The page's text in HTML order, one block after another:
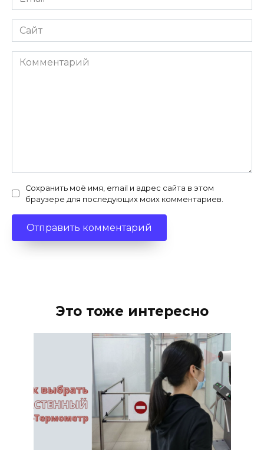
*
Сайт
Комментарий
Сохранить моё имя, email и адрес сайта в этом
браузере для последующих моих комментариев.
Это тоже интересно